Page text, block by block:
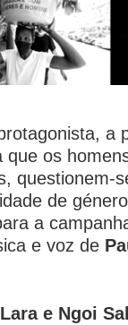
a
os
questionem-
de
a
e voz de
e Ngoi